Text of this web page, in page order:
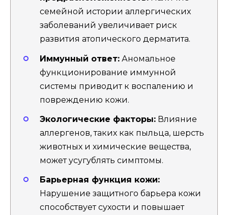
семейной истории аллергических
заболеваний увеличивает риск
развития атопического дерматита.
Иммунный ответ: Аномальное
функционирование иммунной
системы приводит к воспалению и
повреждению кожи.
Экологические факторы: Влияние
аллергенов, таких как пыльца, шерсть
животных и химические вещества,
может усугублять симптомы.
Барьерная функция кожи:
Нарушение защитного барьера кожи
способствует сухости и повышает